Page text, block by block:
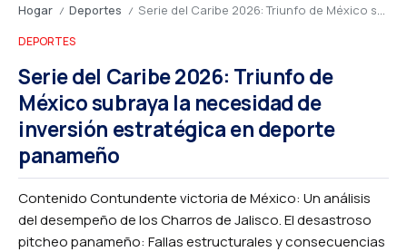
Hogar / Deportes / Serie del Caribe 2026: Triunfo de México subraya la necesidad de inversión estratégica en deporte panameño
DEPORTES
Serie del Caribe 2026: Triunfo de
México subraya la necesidad de
inversión estratégica en deporte
panameño
Contenido Contundente victoria de México: Un análisis
del desempeño de los Charros de Jalisco. El desastroso
pitcheo panameño: Fallas estructurales y consecuencias